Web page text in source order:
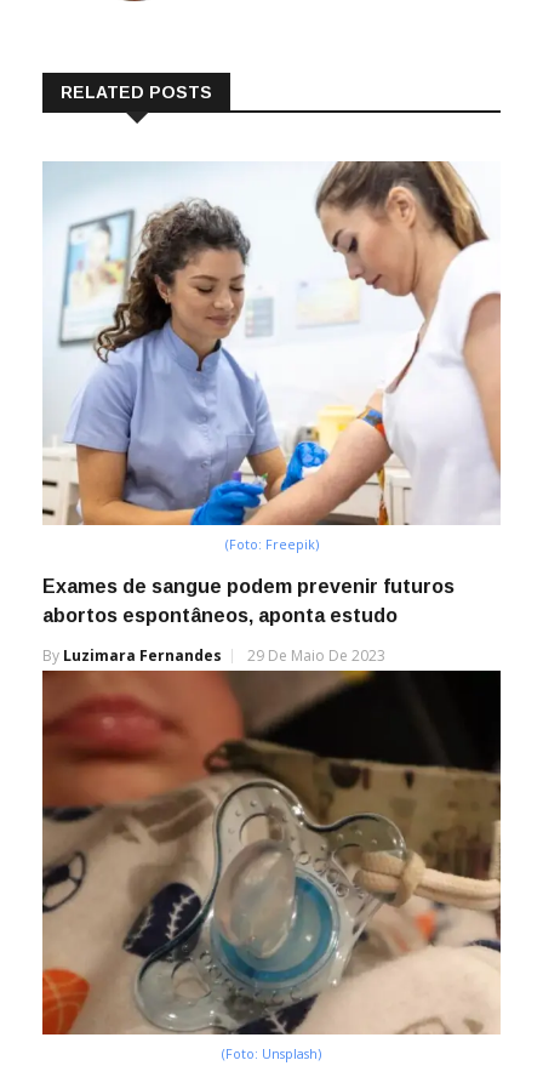
RELATED POSTS
(Foto: Freepik)
Exames de sangue podem prevenir futuros
abortos espontâneos, aponta estudo
By Luzimara Fernandes 29 De Maio De 2023
(Foto: Unsplash)